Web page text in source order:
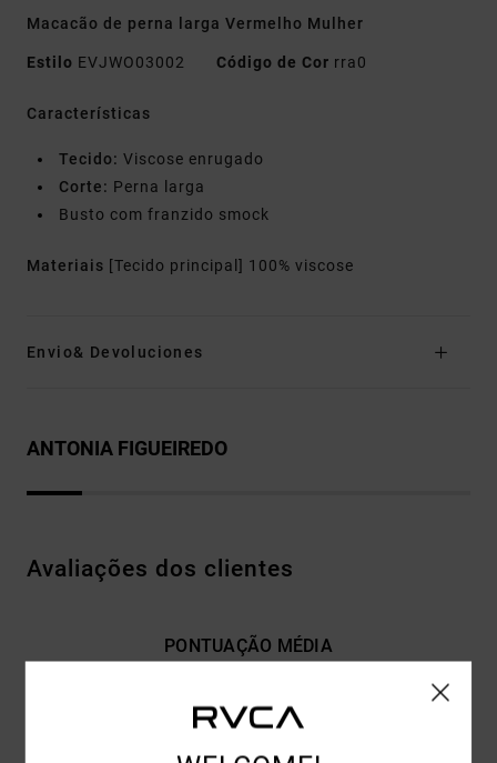
Macacão de perna larga Vermelho Mulher
Estilo EVJWO03002 Código de Cor rra0
Características
Tecido: Viscose enrugado
Corte: Perna larga
Busto com franzido smock
Materiais [Tecido principal] 100% viscose
Envio& Devoluciones
ANTONIA FIGUEIREDO
Avaliações dos clientes
PONTUAÇÃO MÉDIA
4.0 /5